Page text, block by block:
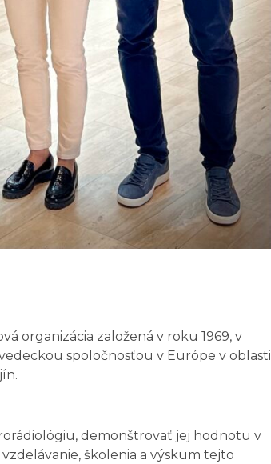
organizácia založená v roku 1969, v
spoločnosťou v Európe v oblasti
demonštrovať jej hodnotu v
školenia a výskum tejto